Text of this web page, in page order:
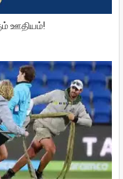
ஊதியம்!